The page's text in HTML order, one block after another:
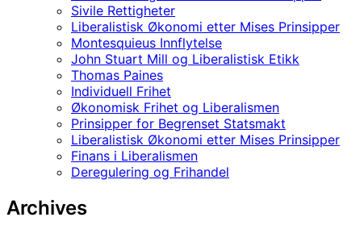
Sivile Rettigheter
Liberalistisk Økonomi etter Mises Prinsipper
Montesquieus Innflytelse
John Stuart Mill og Liberalistisk Etikk
Thomas Paines
Individuell Frihet
Økonomisk Frihet og Liberalismen
Prinsipper for Begrenset Statsmakt
Liberalistisk Økonomi etter Mises Prinsipper
Finans i Liberalismen
Deregulering og Frihandel
Archives